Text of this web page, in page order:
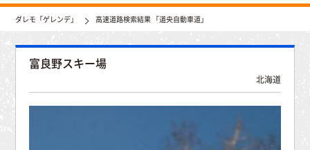
ダレモ「ゲレンデ」 高速道路検索結果 「道央自動車道」
富良野スキー場
北海道